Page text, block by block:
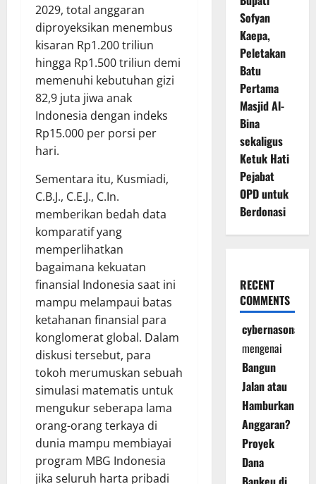
2029, total anggaran
diproyeksikan menembus
kisaran Rp1.200 triliun
hingga Rp1.500 triliun demi
memenuhi kebutuhan gizi
82,9 juta jiwa anak
Indonesia dengan indeks
Rp15.000 per porsi per
hari.
Sementara itu, Kusmiadi,
C.B.J., C.E.J., C.In.
memberikan bedah data
komparatif yang
memperlihatkan
bagaimana kekuatan
finansial Indonesia saat ini
mampu melampaui batas
ketahanan finansial para
konglomerat global. Dalam
diskusi tersebut, para
tokoh merumuskan sebuah
simulasi matematis untuk
mengukur seberapa lama
orang-orang terkaya di
dunia mampu membiayai
program MBG Indonesia
jika seluruh harta pribadi
Sofyan
Kaepa,
Peletakan
Batu
Pertama
Masjid Al-
Bina
sekaligus
Ketuk Hati
Pejabat
OPD untuk
Berdonasi
RECENT
COMMENTS
cybernasonal
mengenai
Bangun
Jalan atau
Hamburkan
Anggaran?
Proyek
Dana